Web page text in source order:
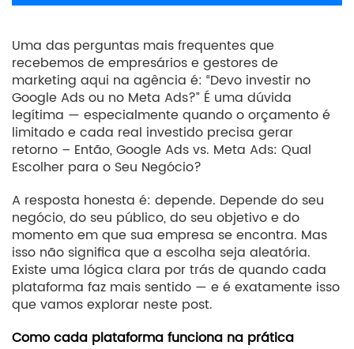
Uma das perguntas mais frequentes que
recebemos de empresários e gestores de
marketing aqui na agência é: “Devo investir no
Google Ads ou no Meta Ads?” É uma dúvida
legítima — especialmente quando o orçamento é
limitado e cada real investido precisa gerar
retorno – Então, Google Ads vs. Meta Ads: Qual
Escolher para o Seu Negócio?
A resposta honesta é: depende. Depende do seu
negócio, do seu público, do seu objetivo e do
momento em que sua empresa se encontra. Mas
isso não significa que a escolha seja aleatória.
Existe uma lógica clara por trás de quando cada
plataforma faz mais sentido — e é exatamente isso
que vamos explorar neste post.
Como cada plataforma funciona na prática